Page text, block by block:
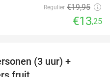
Regulier €19,95
€13,25
(3 uur) +